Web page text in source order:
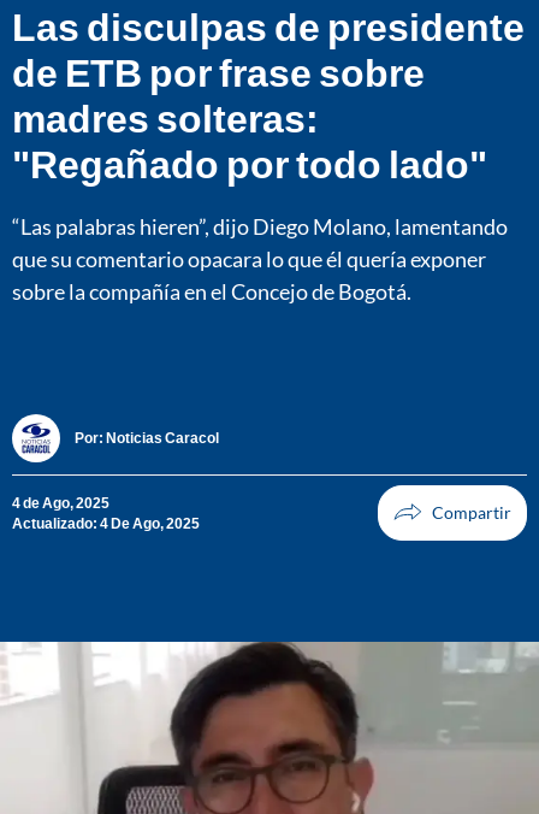
Las disculpas de presidente
de ETB por frase sobre
madres solteras:
"Regañado por todo lado"
“Las palabras hieren”, dijo Diego Molano, lamentando
que su comentario opacara lo que él quería exponer
sobre la compañía en el Concejo de Bogotá.
Por: Noticias Caracol
4 de Ago, 2025
Actualizado: 4 De Ago, 2025